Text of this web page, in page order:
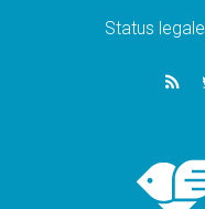
Status legale